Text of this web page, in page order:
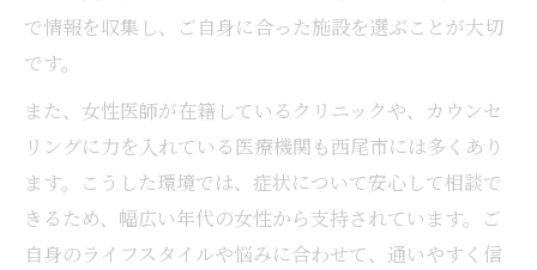
で情報を収集し、ご自身に合った施設を選ぶことが大切
です。
また、女性医師が在籍しているクリニックや、カウンセ
リングに力を入れている医療機関も西尾市には多くあり
ます。こうした環境では、症状について安心して相談で
きるため、幅広い年代の女性から支持されています。ご
自身のライフスタイルや悩みに合わせて、通いやすく信